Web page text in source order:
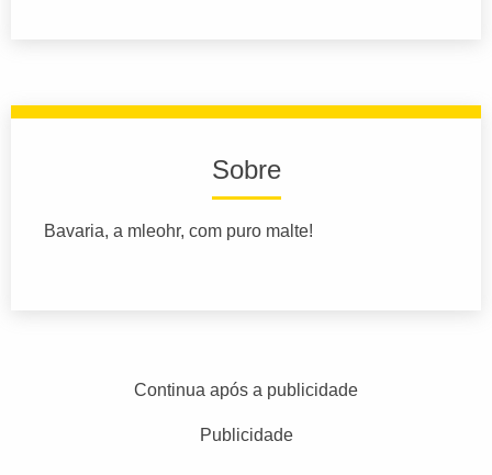
Sobre
Bavaria, a mleohr, com puro malte!
Continua após a publicidade
Publicidade